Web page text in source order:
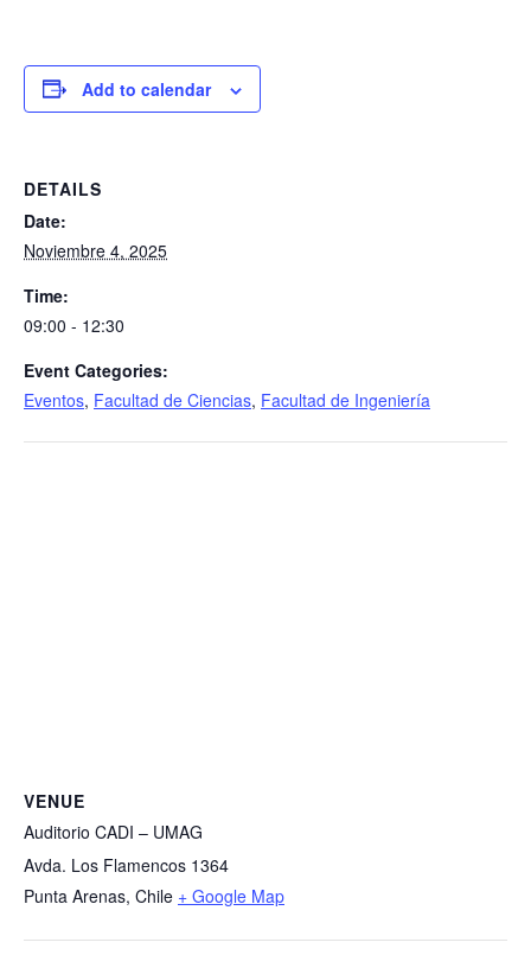
Add to calendar
DETAILS
Date:
Noviembre 4, 2025
Time:
09:00 - 12:30
Event Categories:
Eventos, Facultad de Ciencias, Facultad de Ingeniería
VENUE
Auditorio CADI – UMAG
Avda. Los Flamencos 1364
Punta Arenas, Chile + Google Map